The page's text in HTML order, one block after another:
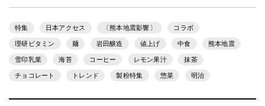
特集 日本アクセス 〔熊本地震影響〕 コラボ
理研ビタミン 麺 岩田醸造 値上げ 中食 熊本地震
雪印乳業 海苔 コーヒー レモン果汁 抹茶
チョコレート トレンド 製粉特集 惣菜 明治